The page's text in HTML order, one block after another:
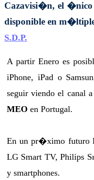
Cazavisi�n, el �nico
disponible en
S.D.P.
A partir Enero es
iPhone, iPad o
seguir viendo el canal
MEO en Portugal.
En un pr�ximo futuro
LG Smart TV, Philips
y smartphones.